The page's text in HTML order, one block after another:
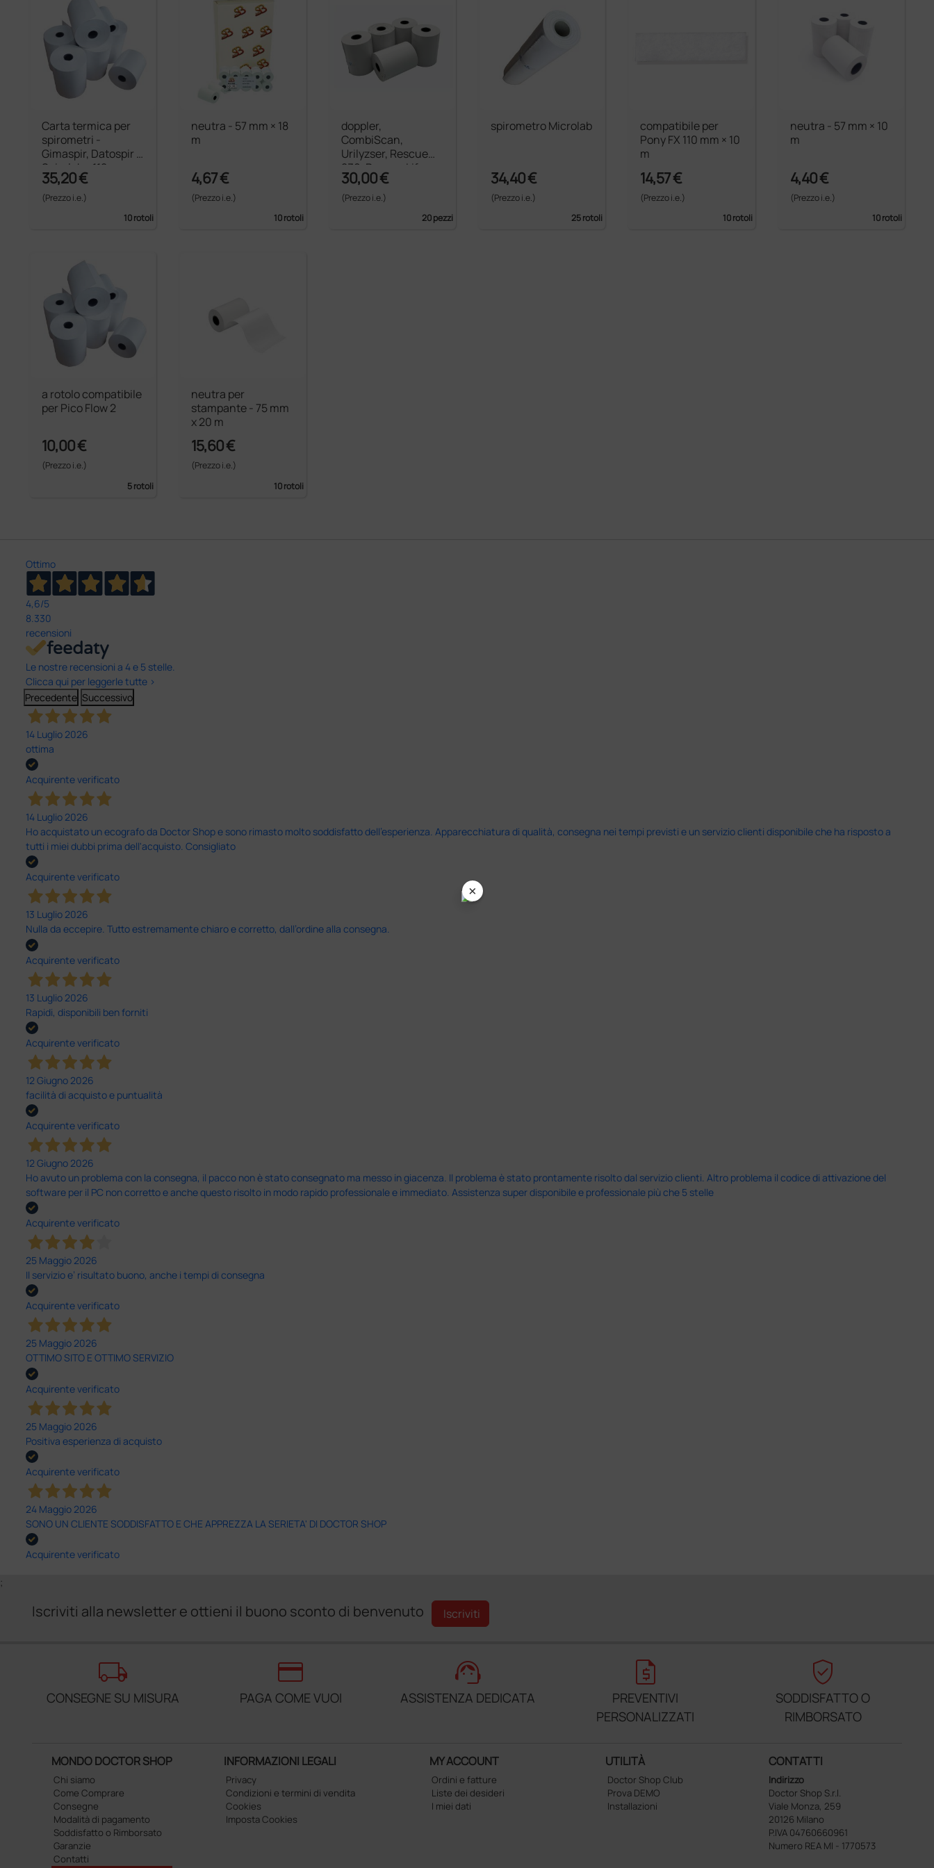
Carta termica per
spirometri -
Gimaspir, Datospir e
Spirolab - 112 mm
35,20 €
(Prezzo i.e.)
10 rotoli
neutra - 57 mm × 18
m
4,67 €
(Prezzo i.e.)
10 rotoli
doppler,
CombiScan,
Urilyzser, Rescue
230, Rescue Life,
EuropaB, Kronos,
Analizzatori Mission
30,00 €
(Prezzo i.e.)
20 pezzi
spirometro Microlab
34,40 €
(Prezzo i.e.)
25 rotoli
compatibile per
Pony FX 110 mm × 10
m
14,57 €
(Prezzo i.e.)
10 rotoli
neutra - 57 mm × 10
m
4,40 €
(Prezzo i.e.)
10 rotoli
a rotolo compatibile
per Pico Flow 2
10,00 €
(Prezzo i.e.)
5 rotoli
neutra per
stampante - 75 mm
x 20 m
15,60 €
(Prezzo i.e.)
10 rotoli
Ottimo
4,6/5
8.330
recensioni
Le nostre recensioni a 4 e 5 stelle.
Clicca qui per leggerle tutte >
Precedente Successivo
14 Luglio 2026
ottima
Acquirente verificato
14 Luglio 2026
Ho acquistato un ecografo da Doctor Shop e sono rimasto molto soddisfatto dell'esperienza. Apparecchiatura di qualità, consegna nei tempi previsti e un servizio clienti disponibile che ha risposto a
tutti i miei dubbi prima dell'acquisto. Consigliato
Acquirente verificato
13 Luglio 2026
Nulla da eccepire. Tutto estremamente chiaro e corretto, dall’ordine alla consegna.
Acquirente verificato
13 Luglio 2026
Rapidi, disponibili ben forniti
Acquirente verificato
12 Giugno 2026
facilità di acquisto e puntualità
Acquirente verificato
12 Giugno 2026
Ho avuto un problema con la consegna, il pacco non è stato consegnato ma messo in giacenza. Il problema è stato prontamente risolto dal servizio clienti. Altro problema il codice di attivazione del
software per il PC non corretto e anche questo risolto in modo rapido professionale e immediato. Assistenza super disponibile e professionale più che 5 stelle
Acquirente verificato
25 Maggio 2026
Il servizio e’ risultato buono, anche i tempi di consegna
Acquirente verificato
25 Maggio 2026
OTTIMO SITO E OTTIMO SERVIZIO
Acquirente verificato
25 Maggio 2026
Positiva esperienza di acquisto
Acquirente verificato
24 Maggio 2026
SONO UN CLIENTE SODDISFATTO E CHE APPREZZA LA SERIETA' DI DOCTOR SHOP
Acquirente verificato
;
Iscriviti alla newsletter e ottieni il buono sconto di benvenuto Iscriviti
local_shipping
CONSEGNE SU MISURA
credit_card
PAGA COME VUOI
support_agent
ASSISTENZA DEDICATA
request_quote
PREVENTIVI
PERSONALIZZATI
verified_user
SODDISFATTO O
RIMBORSATO
MONDO DOCTOR SHOP
Chi siamo
Come Comprare
Consegne
Modalità di pagamento
Soddisfatto o Rimborsato
Garanzie
Contatti
INFORMAZIONI LEGALI
Privacy
Condizioni e termini di vendita
Cookies
Imposta Cookies
MY ACCOUNT
Ordini e fatture
Liste dei desideri
I miei dati
UTILITÀ
Doctor Shop Club
Prova DEMO
Installazioni
CONTATTI
Indirizzo
Doctor Shop S.r.l.
Viale Monza, 259
20126 Milano
P.IVA 04760660961
Numero REA MI - 1770573
×